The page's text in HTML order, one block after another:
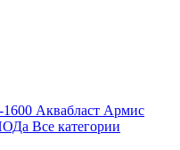
Аквабласт Армис
Все категории